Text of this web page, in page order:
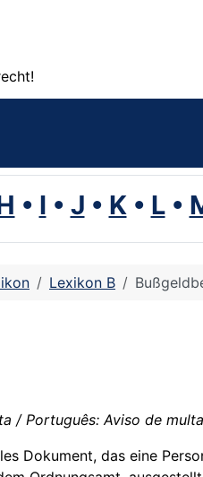
• I • J • K• L•
Lexikon B
/ Português: Aviso de
Dokument, das eine